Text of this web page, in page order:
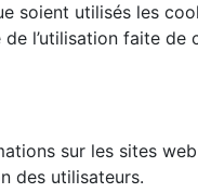
soient utilisés les
l’utilisation faite de
sur les sites
des utilisateurs.